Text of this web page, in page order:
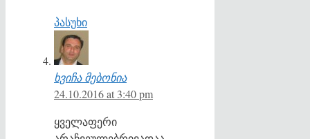
პასუხი
ხვიჩა მებონია
24.10.2016 at 3:40 pm
ყველაფერი